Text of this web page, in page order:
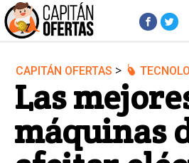
Audio y Música
Cine y Series
Deportes
Hogar
CAPITÁN OFERTAS >
Las
máquinas